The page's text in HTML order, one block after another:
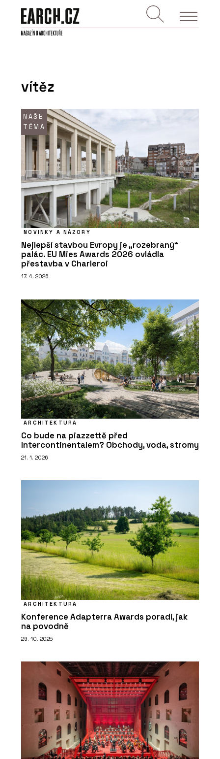
vítěz
NAŠE
TÉMA
NOVINKY A NÁZORY
Nejlepší stavbou Evropy je „rozebraný“
palác. EU Mies Awards 2026 ovládla
přestavba v Charleroi
17. 4. 2026
ARCHITEKTURA
Co bude na piazzettě před
Intercontinentalem? Obchody, voda, stromy
21. 1. 2026
ARCHITEKTURA
Konference Adapterra Awards poradí, jak
na povodně
29. 10. 2025